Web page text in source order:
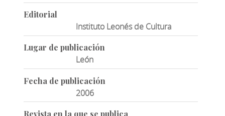
Editorial
Instituto Leonés de Cultura
Lugar de publicación
León
Fecha de publicación
2006
Revista en la que se publica